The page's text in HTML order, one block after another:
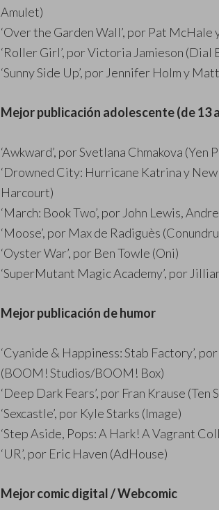
Amulet)
‘Over the Garden Wall’, por Pat
‘Roller Girl’, por Victoria Jamieson (Dial
‘Sunny Side Up’, por Jennifer Holm y
Mejor publicación adolescente (de 13
‘Awkward’, por Svetlana Chmakova (Yen
‘Drowned City: Hurricane Katrina y
Harcourt)
‘March: Book Two’, por John Lewis,
‘Moose’, por Max de Radiguès
‘Oyster War’, por Ben Towle (Oni)
‘SuperMutant Magic Academy’, por
Mejor publicación de humor
‘Cyanide & Happiness: Stab Factory’,
(BOOM! Studios/BOOM! Box)
‘Deep Dark Fears’, por Fran Krause (Ten
‘Sexcastle’, por Kyle Starks (Image)
‘Step Aside, Pops: A Hark! A Vagrant
‘UR’, por Eric Haven (AdHouse)
Mejor comic digital / Webcomic